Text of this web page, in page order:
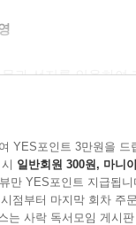
과 선지를 인용하여
학습 점검
시문, 자체 제작 변형
념-선지 OX 구성으
YES포인트 3만원을 드
일반회원 300원, 마니
만 YES포인트 지급됩니
점부터 마지막 회차 주
는 사락 독서모임 게시